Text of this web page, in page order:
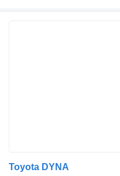
Toyota DYNA